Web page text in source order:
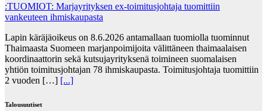
:TUOMIOT: Marjayrityksen ex-toimitusjohtaja tuomittiin
vankeuteen ihmiskaupasta
Lapin käräjäoikeus on 8.6.2026 antamallaan tuomiolla tuominnut
Thaimaasta Suomeen marjanpoimijoita välittäneen thaimaalaisen
koordinaattorin sekä kutsujayrityksenä toimineen suomalaisen
yhtiön toimitusjohtajan 78 ihmiskaupasta. Toimitusjohtaja tuomittiin
2 vuoden […] [...]
Talousuutiset